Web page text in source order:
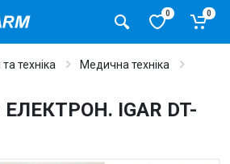
0 0
техніка
Медична техніка
IGAR DT-